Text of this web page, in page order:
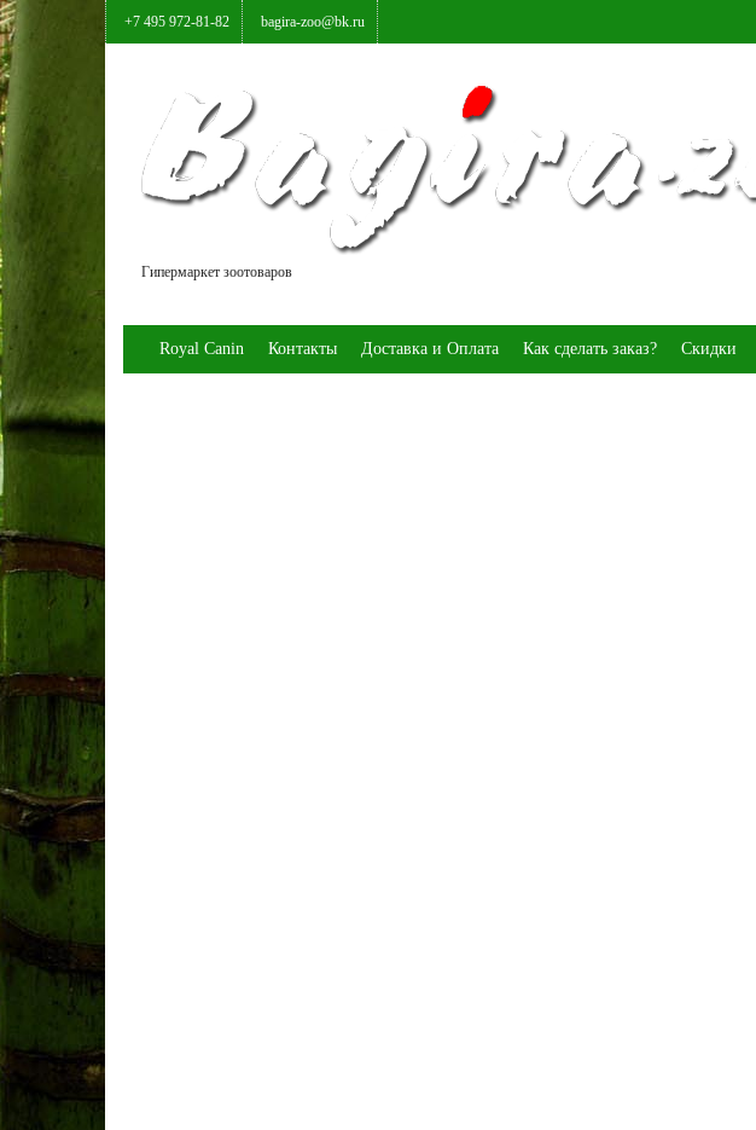
+7 495 972-81-82 bagira-zoo@bk.ru
Гипермаркет зоотоваров
Royal Canin Контакты Доставка и Оплата Как сделать заказ? Скидки